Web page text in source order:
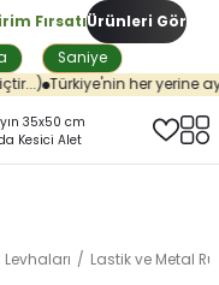
Fırsatı
Saniye
Ürünleri Gör
Türkiye'nin her yerine
Lastik ve Metal